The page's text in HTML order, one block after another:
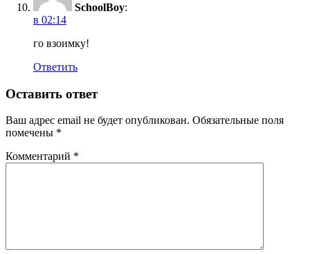
SchoolBoy:
в 02:14
го взоимку!
Ответить
Оставить ответ
Ваш адрес email не будет опубликован. Обязательные поля
помечены *
Комментарий *